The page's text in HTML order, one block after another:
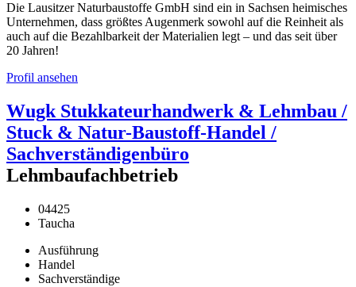
Die Lausitzer Naturbaustoffe GmbH sind ein in Sachsen heimisches
Unternehmen, dass größtes Augenmerk sowohl auf die Reinheit als
auch auf die Bezahlbarkeit der Materialien legt – und das seit über
20 Jahren!
Profil ansehen
Wugk Stukkateurhandwerk & Lehmbau /
Stuck & Natur-Baustoff-Handel /
Sachverständigenbüro
Lehmbaufachbetrieb
04425
Taucha
Ausführung
Handel
Sachverständige